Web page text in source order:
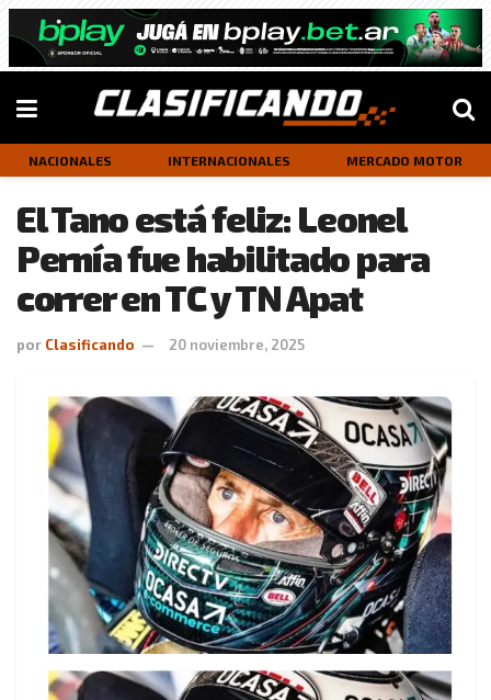
NACIONALES INTERNACIONALES MERCADO MOTOR
El Tano está feliz: Leonel
Pernía fue habilitado para
correr en TC y TN Apat
por Clasificando 20 noviembre, 2025